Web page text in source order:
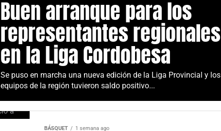
Buen arranque para los
representantes regionales
en la Liga Cordobesa
Se puso en marcha una nueva edición de la Liga Provincial y los
equipos de la región tuvieron saldo positivo...
BÁSQUET 1 semana ago